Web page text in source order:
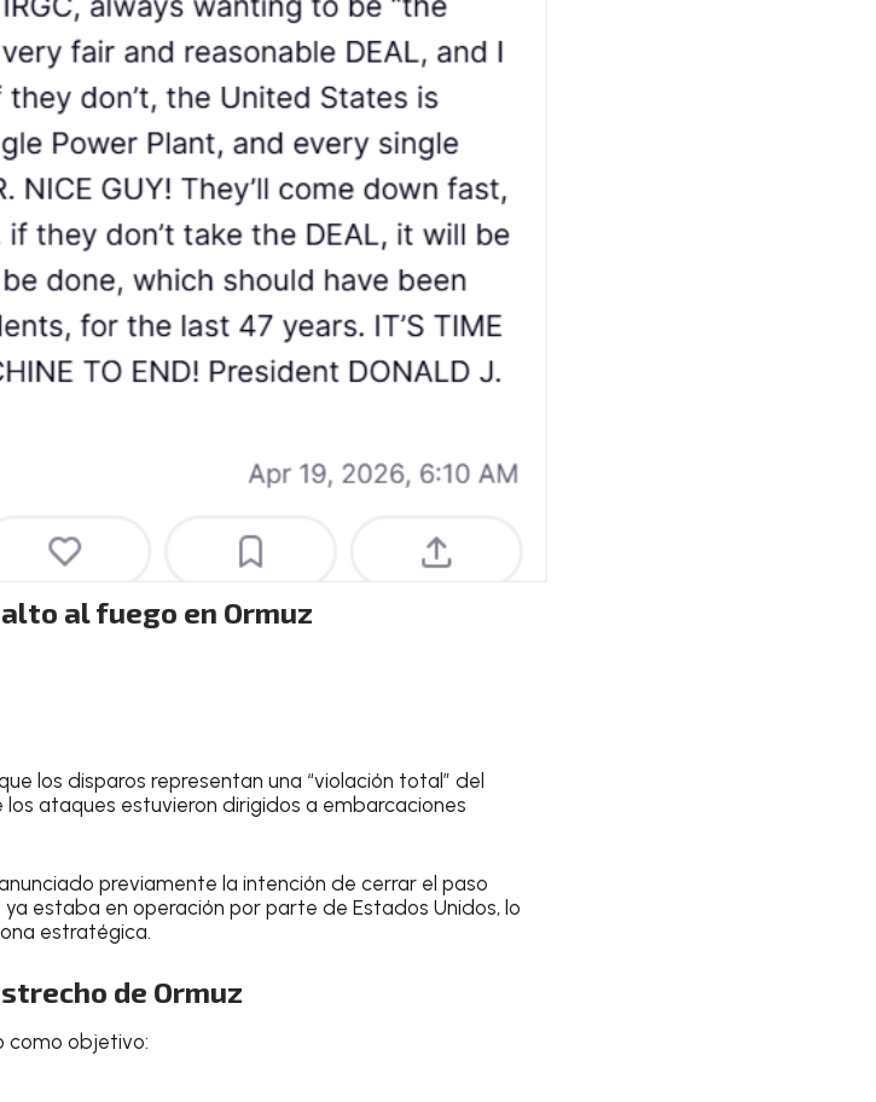
al fuego en Ormuz
los disparos representan una “violación total” del
los ataques estuvieron dirigidos a embarcaciones
previamente la intención de cerrar el paso
estaba en operación por parte de Estados Unidos, lo
estratégica.
de Ormuz
como objetivo: